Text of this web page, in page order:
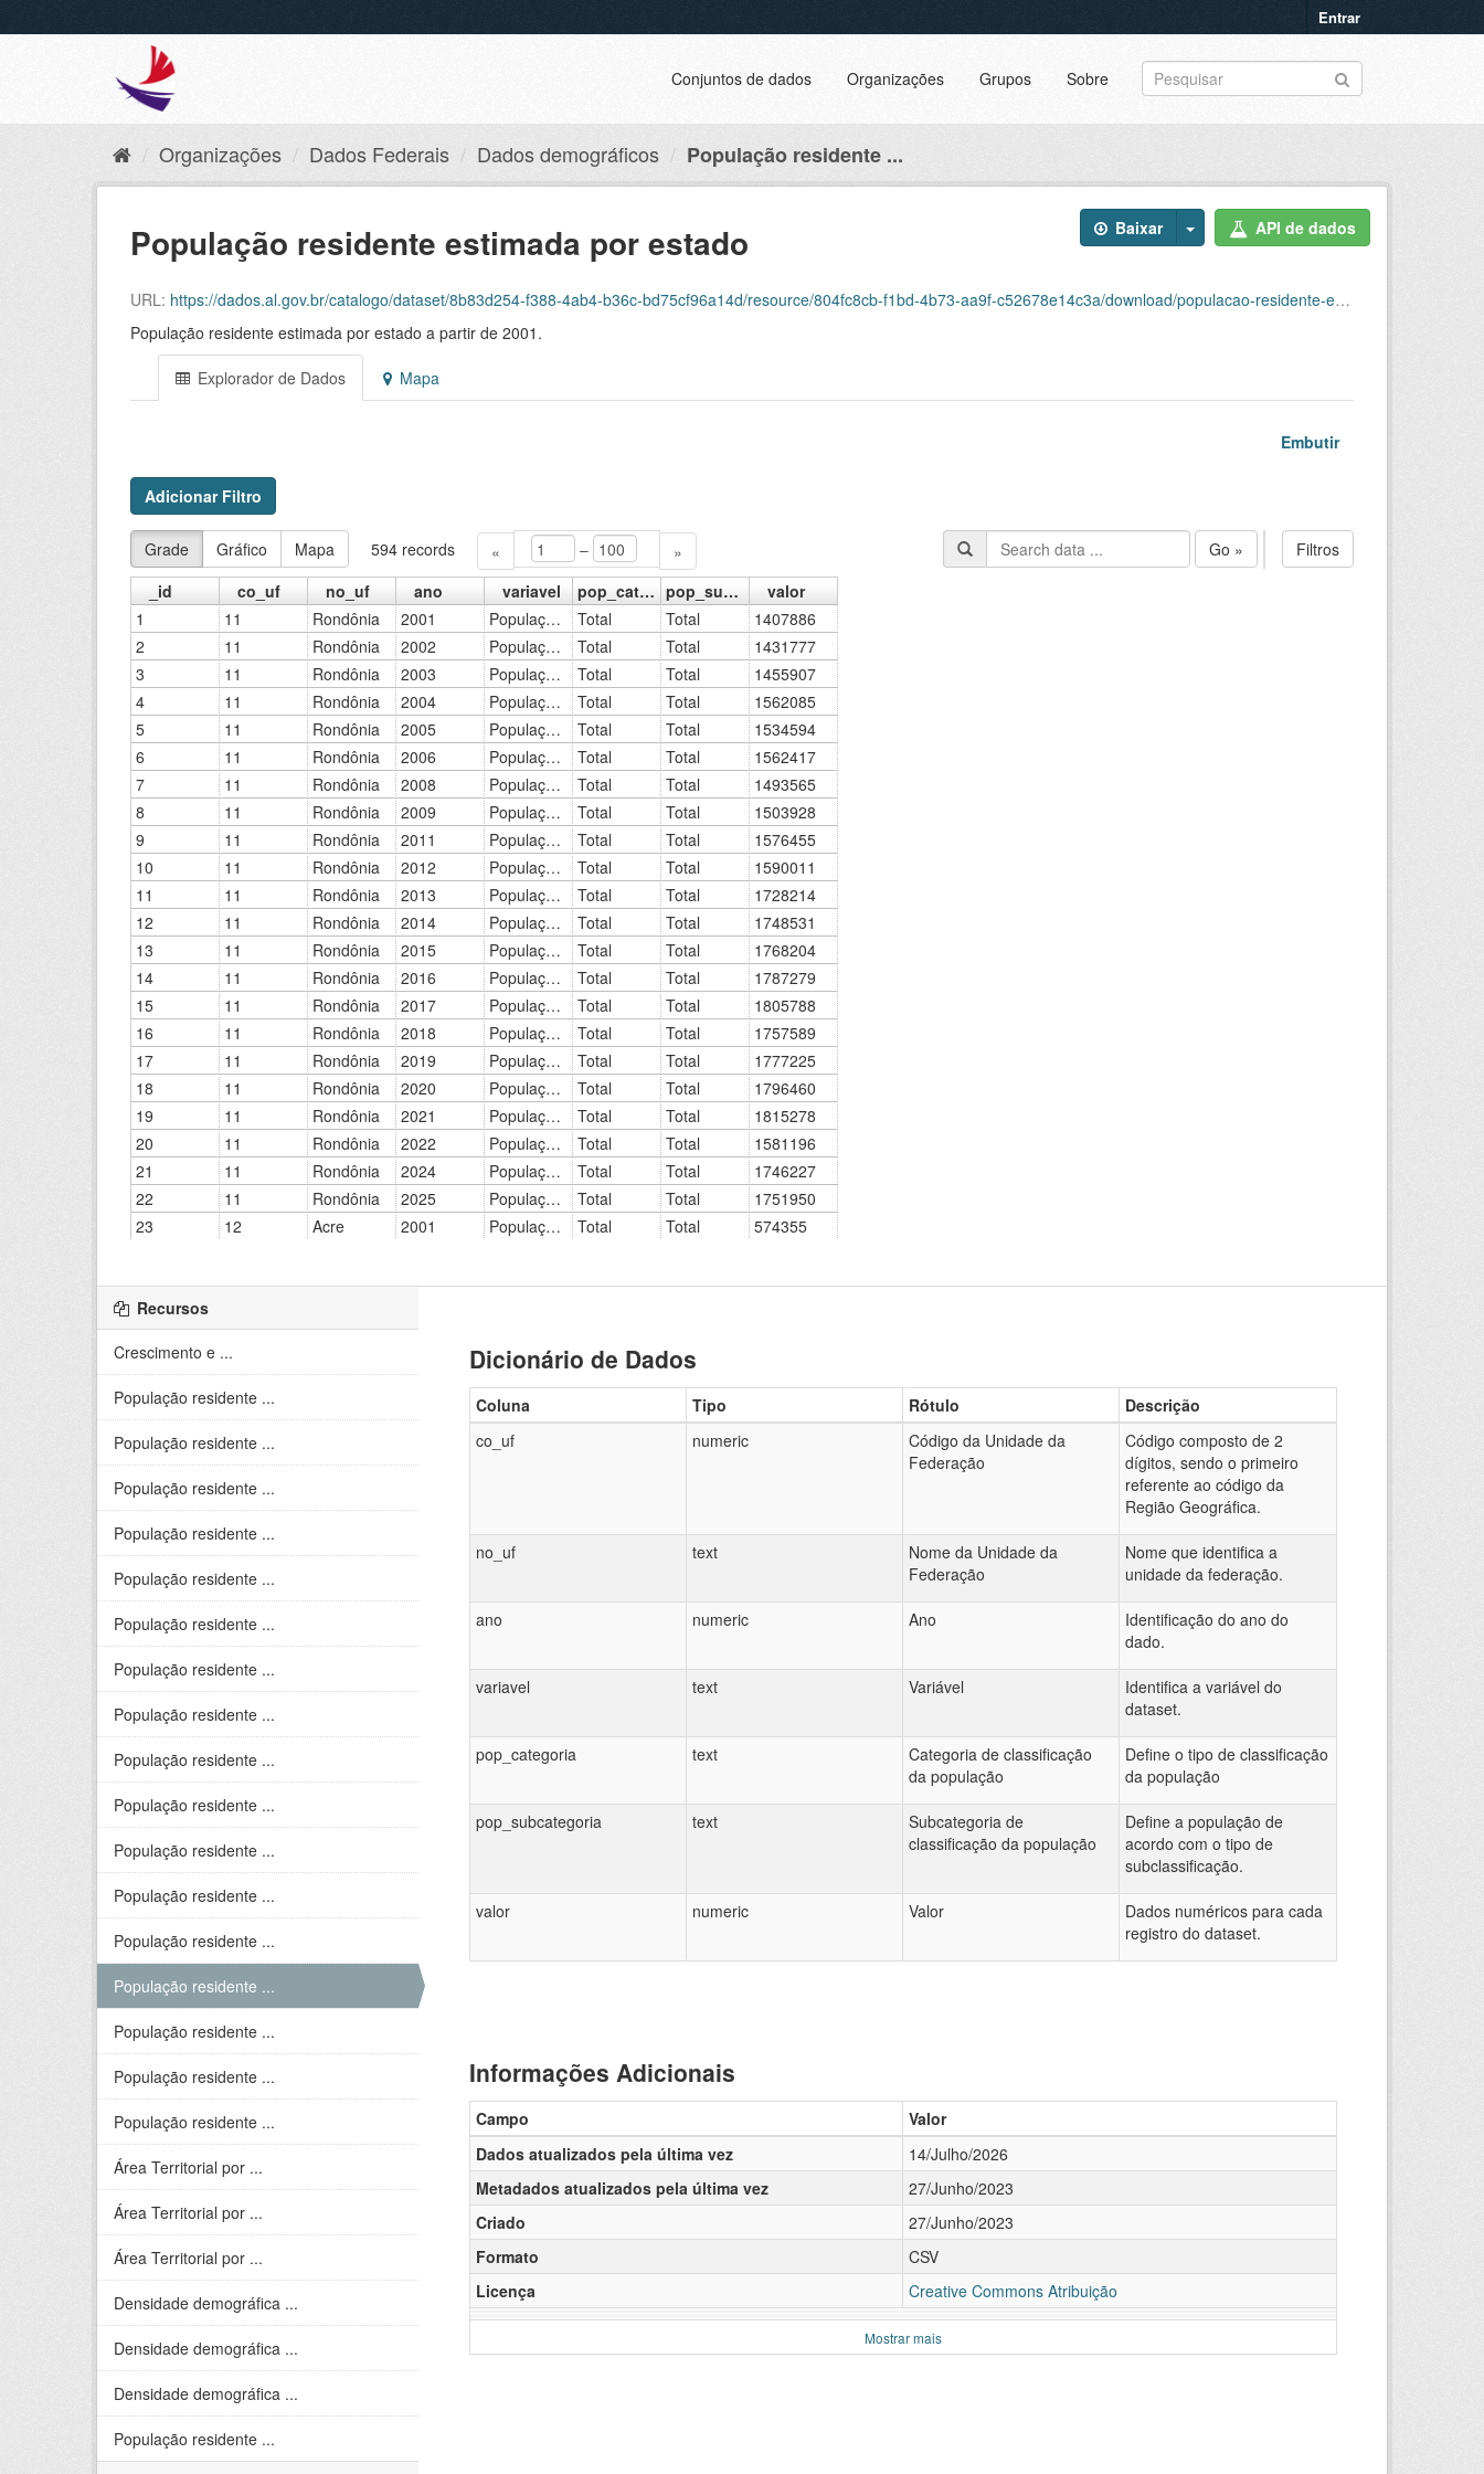
Entrar
Conjuntos de dados Organizações Grupos Sobre
Organizações Dados Federais Dados demográficos População residente ...
Baixar API de dados
População residente estimada por estado
URL: https://dados.al.gov.br/catalogo/dataset/8b83d254-f388-4ab4-b36c-bd75cf96a14d/resource/804fc8cb-f1bd-4b73-aa9f-c52678e14c3a/download/populacao-residente-estimada-por-estado.csv
População residente estimada por estado a partir de 2001.
Explorador de Dados Mapa
Embutir
Adicionar Filtro
Recursos
Crescimento e ...
População residente ...
População residente ...
População residente ...
População residente ...
População residente ...
População residente ...
População residente ...
População residente ...
População residente ...
População residente ...
População residente ...
População residente ...
População residente ...
População residente ...
População residente ...
População residente ...
População residente ...
Área Territorial por ...
Área Territorial por ...
Área Territorial por ...
Densidade demográfica ...
Densidade demográfica ...
Densidade demográfica ...
População residente ...
Dicionário de Dados
Coluna Tipo Rótulo
Descrição
co_uf
numeric
Código da Unidade da
Federação
Código composto de 2
dígitos, sendo o primeiro
referente ao código da
Região Geográfica.
no_uf text
Nome da Unidade da
Federação
Nome que identifica a
unidade da federação.
ano numeric Ano
Identificação do ano do
dado.
variavel text Variável
Identifica a variável do
dataset.
pop_categoria text
Categoria de classificação
da população
Define o tipo de classificação
da população
pop_subcategoria text
Subcategoria de
classificação da população
Define a população de
acordo com o tipo de
subclassificação.
valor numeric Valor
Dados numéricos para cada
registro do dataset.
Informações Adicionais
Campo
Valor
Dados atualizados pela última vez
14/Julho/2026
Metadados atualizados pela última vez
27/Junho/2023
Criado
27/Junho/2023
Formato
CSV
Licença
Creative Commons Atribuição
Mostrar mais